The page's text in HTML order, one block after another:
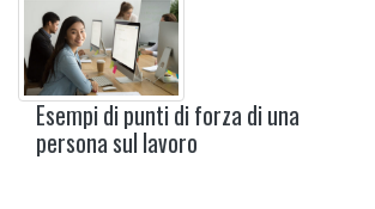
Esempi di punti di forza di una
persona sul lavoro